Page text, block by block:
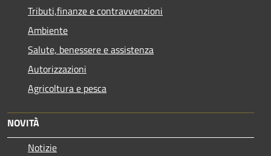
Tributi,finanze e contravvenzioni
Ambiente
Salute, benessere e assistenza
Autorizzazioni
Agricoltura e pesca
NOVITÀ
Notizie